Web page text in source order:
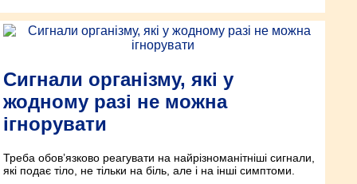
Сигнали організму, які у
жодному разі не можна
ігнорувати
Треба обов’язково реагувати на найрізноманітніші сигнали,
які подає тіло, не тільки на біль, але і на інші симптоми.